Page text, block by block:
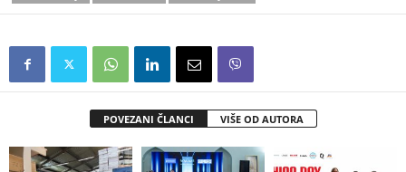
POVEZANI ČLANCI VIŠE OD AUTORA